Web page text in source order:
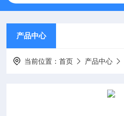
产品中心
当前位置：首页 产品中心